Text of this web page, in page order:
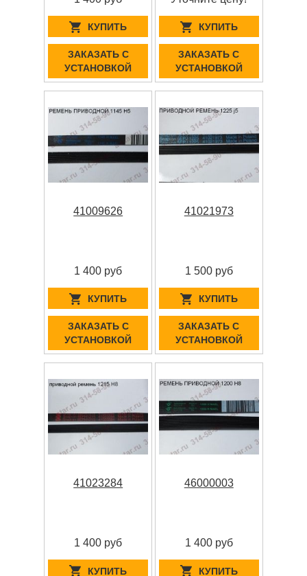
КУПИТЬ
ЗАКАЗАТЬ С
УСТАНОВКОЙ
КУПИТЬ
ЗАКАЗАТЬ С
УСТАНОВКОЙ
41009626
1 400 руб
КУПИТЬ
ЗАКАЗАТЬ С
УСТАНОВКОЙ
41021973
1 500 руб
КУПИТЬ
ЗАКАЗАТЬ С
УСТАНОВКОЙ
41023284
1 400 руб
КУПИТЬ
46000003
1 400 руб
КУПИТЬ